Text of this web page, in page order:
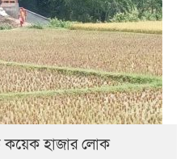
কয়েক হাজার লোক